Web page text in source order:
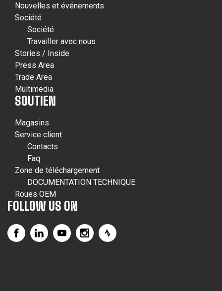
Nouvelles et événements
Société
Société
Travailler avec nous
Stories / Inside
Press Area
Trade Area
Multimedia
SOUTIEN
Magasins
Service client
Contacts
Faq
Zone de téléchargement
DOCUMENTATION TECHNIQUE
Roues OEM
FOLLOW US ON